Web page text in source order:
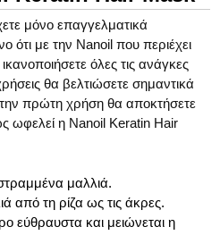
μόνο επαγγελματικά
ότι με την Nanoil που περιέχει
όλες τις ανάγκες
θα βελτιώσετε σημαντικά
πρώτη χρήση θα αποκτήσετε
ωφελεί η Nanoil Keratin Hair
μαλλιά.
από τη ρίζα ως τις άκρες.
εύθραυστα και μειώνεται η